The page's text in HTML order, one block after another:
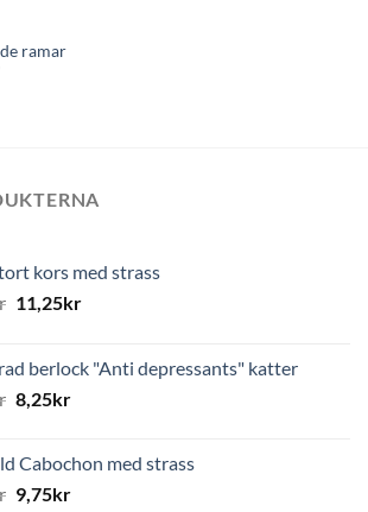
ramar
kors med strass
11,25kr
berlock "Anti depressants" katter
8,25kr
Cabochon med strass
9,75kr